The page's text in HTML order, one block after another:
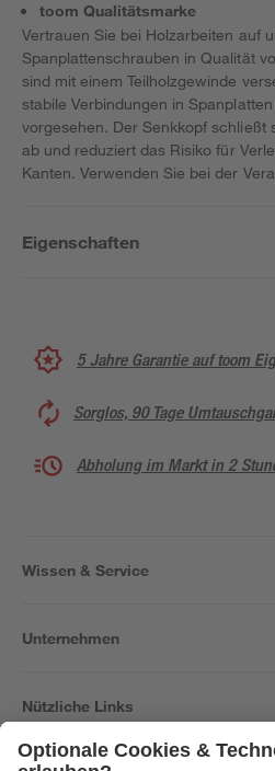
toom Qualitätsmarke
Vertrauen Sie bei Holzarbeiten auf
Spanplattenschrauben in Qualität
sind mit einem Teilholzgewinde
stabile Verbindungen in
vorgesehen. Der Senkkopf schließt
ab und reduziert das Risiko für
Kanten. Verwenden Sie bei der
Eigenschaften
5 Jahre Garantie auf toom
Sorglos, 90 Tage
Abholung im Markt in 2
Wissen & Service
Unternehmen
Nützliche Links